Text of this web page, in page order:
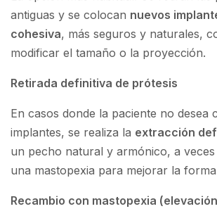
antiguas y se colocan nuevos
cohesiva, más seguros y naturales,
modificar el tamaño o la proyección.
Retirada definitiva de prótesis
En casos donde la paciente no desea
implantes, se realiza la extracción
un pecho natural y armónico, a
una mastopexia para mejorar la
Recambio con mastopexia